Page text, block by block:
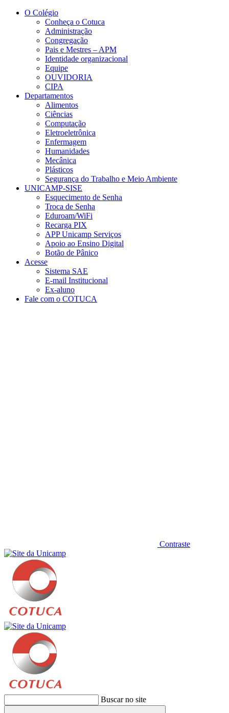
Conteúdo principal
O Colégio
Conheça o Cotuca
Administração
Congregação
Pais e Mestres – APM
Identidade organizacional
Equipe
OUVIDORIA
CIPA
Departamentos
Alimentos
Ciências
Computação
Eletroeletrônica
Enfermagem
Humanidades
Mecânica
Plásticos
Segurança do Trabalho e Meio Ambiente
UNICAMP-SISE
Esquecimento de Senha
Troca de Senha
Eduroam/WiFi
Recarga PIX
APP Unicamp Serviços
Apoio ao Ensino Digital
Botão de Pânico
Acesse
Sistema SAE
E-mail Institucional
Ex-aluno
Fale com o COTUCA
Contraste
Buscar no site